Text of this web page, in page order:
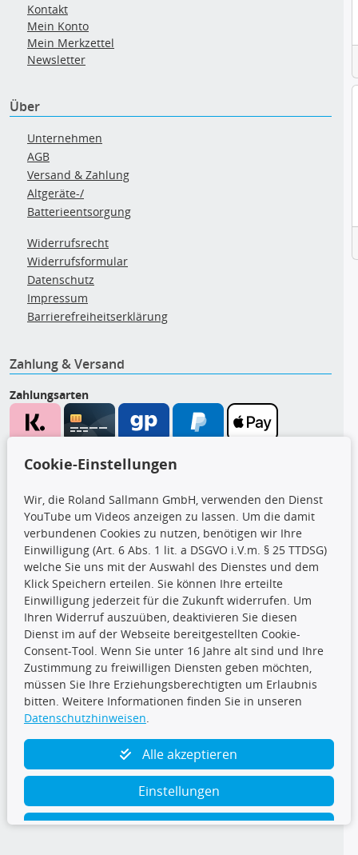
Kontakt
Mein Konto
Mein Merkzettel
Newsletter
Über
Unternehmen
AGB
Versand & Zahlung
Altgeräte-/
Batterieentsorgung
Widerrufsrecht
Widerrufsformular
Datenschutz
Impressum
Barrierefreiheitserklärung
Zahlung & Versand
Zahlungsarten
CARAT Gruppe
Folge uns
TecDoc Inside
Cookie-Einstellungen
Wir, die Roland Sallmann GmbH, verwenden den Dienst
YouTube um Videos anzeigen zu lassen. Um die damit
verbundenen Cookies zu nutzen, benötigen wir Ihre
Einwilligung (Art. 6 Abs. 1 lit. a DSGVO i.V.m. § 25 TTDSG)
welche Sie uns mit der Auswahl des Dienstes und dem
Klick Speichern erteilen. Sie können Ihre erteilte
Einwilligung jederzeit für die Zukunft widerrufen. Um
Ihren Widerruf auszuüben, deaktivieren Sie diesen
Dienst im auf der Webseite bereitgestellten Cookie-
Consent-Tool. Wenn Sie unter 16 Jahre alt sind und Ihre
Zustimmung zu freiwilligen Diensten geben möchten,
müssen Sie Ihre Erziehungsberechtigten um Erlaubnis
bitten. Weitere Informationen finden Sie in unseren
Datenschutzhinweisen.
Alle akzeptieren
Einstellungen
Ablehnen